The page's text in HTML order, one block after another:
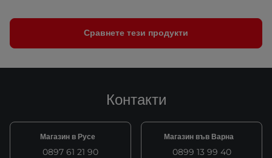
Сравнете тези продукти
Контакти
Магазин в Русе
0897 61 21 90
Магазин във Варна
0899 13 99 40